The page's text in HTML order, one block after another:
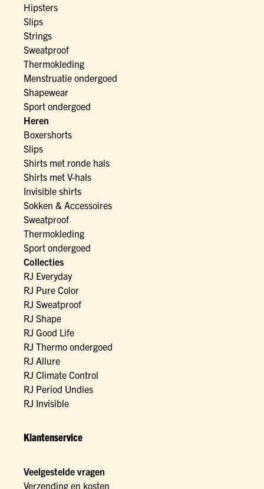
Hipsters
Slips
Strings
Sweatproof
Thermokleding
Menstruatie ondergoed
Shapewear
Sport ondergoed
Heren
Boxershorts
Slips
Shirts met ronde hals
Shirts met V-hals
Invisible shirts
Sokken & Accessoires
Sweatproof
Thermokleding
Sport ondergoed
Collecties
RJ Everyday
RJ Pure Color
RJ Sweatproof
RJ Shape
RJ Good Life
RJ Thermo ondergoed
RJ Allure
RJ Climate Control
RJ Period Undies
RJ Invisible
Klantenservice
Veelgestelde vragen
Verzending en kosten